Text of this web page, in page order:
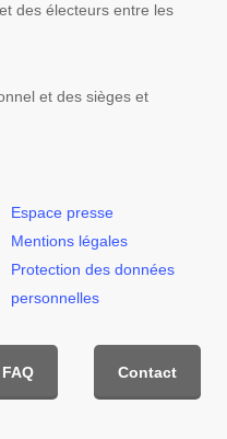
des électeurs entre les
et des sièges et
Espace presse
Mentions légales
Protection des données
personnelles
FAQ Contact